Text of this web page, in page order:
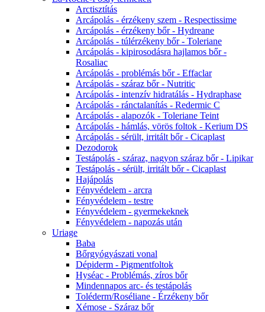
Arctisztítás
Arcápolás - érzékeny szem - Respectissime
Arcápolás - érzékeny bőr - Hydreane
Arcápolás - túlérzékeny bőr - Toleriane
Arcápolás - kipirosodásra hajlamos bőr -
Rosaliac
Arcápolás - problémás bőr - Effaclar
Arcápolás - száraz bőr - Nutritic
Arcápolás - intenzív hidratálás - Hydraphase
Arcápolás - ránctalanítás - Redermic C
Arcápolás - alapozók - Toleriane Teint
Arcápolás - hámlás, vörös foltok - Kerium DS
Arcápolás - sérült, irritált bőr - Cicaplast
Dezodorok
Testápolás - száraz, nagyon száraz bőr - Lipikar
Testápolás - sérült, irritált bőr - Cicaplast
Hajápolás
Fényvédelem - arcra
Fényvédelem - testre
Fényvédelem - gyermekeknek
Fényvédelem - napozás után
Uriage
Baba
Bőrgyógyászati vonal
Dépiderm - Pigmentfoltok
Hyséac - Problémás, zíros bőr
Mindennapos arc- és testápolás
Toléderm/Roséliane - Érzékeny bőr
Xémose - Száraz bőr